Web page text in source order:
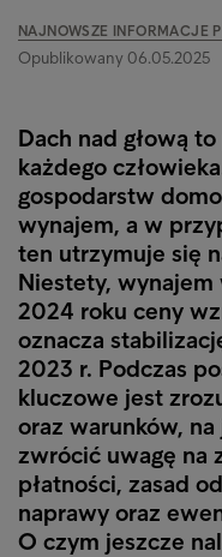
NAJNOWSZE INFORMACJE
Opublikowany 06.05.2025
Dach nad głową
każdego
gospodarstw
wynajem, a w
ten utrzymuje się
Niestety,
2024 roku ceny
oznacza
2023 r. Podczas
kluczowe jest
oraz warunków,
zwrócić uwagę na
płatności, zasad
naprawy oraz
O czym jeszcze